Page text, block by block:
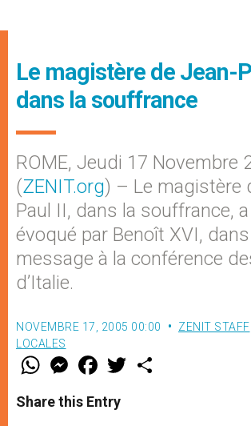
Le magistère de Jean-
dans la souffrance
ROME, Jeudi 17 Novembre
(ZENIT.org) – Le magistère
Paul II, dans la souffrance,
évoqué par Benoît XVI,
message à la conférence
d’Italie.
NOVEMBRE 17, 2005 00:00 ZENIT STAFF
LOCALES
W
t
s
M
e
s
e
F
a
e
b
w
Share this Entry